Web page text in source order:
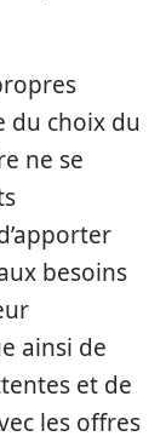
du choix du
ne se
besoins
ainsi de
et de
les offres